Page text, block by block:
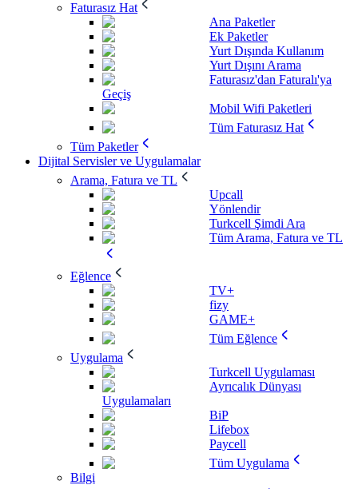
Faturasız Hat
Ana Paketler
Ek Paketler
Yurt Dışında Kullanım
Yurt Dışını Arama
Faturasız'dan Faturalı'ya
Geçiş
Mobil Wifi Paketleri
Tüm Faturasız Hat
Tüm Paketler
Dijital Servisler ve Uygulamalar
Arama, Fatura ve TL
Upcall
Yönlendir
Turkcell Şimdi Ara
Tüm Arama, Fatura ve TL
Eğlence
TV+
fizy
GAME+
Tüm Eğlence
Uygulama
Turkcell Uygulaması
Ayrıcalık Dünyası
Uygulamaları
BiP
Lifebox
Paycell
Tüm Uygulama
Bilgi